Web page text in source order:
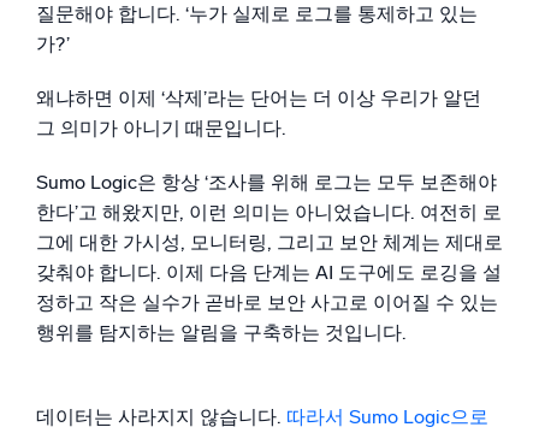
질문해야 합니다. ‘누가 실제로 로그를 통제하고 있는
가?’
왜냐하면 이제 ‘삭제’라는 단어는 더 이상 우리가 알던
그 의미가 아니기 때문입니다.
Sumo Logic은 항상 ‘조사를 위해 로그는 모두 보존해야
한다’고 해왔지만, 이런 의미는 아니었습니다. 여전히 로
그에 대한 가시성, 모니터링, 그리고 보안 체계는 제대로
갖춰야 합니다. 이제 다음 단계는 AI 도구에도 로깅을 설
정하고 작은 실수가 곧바로 보안 사고로 이어질 수 있는
행위를 탐지하는 알림을 구축하는 것입니다.
데이터는 사라지지 않습니다. 따라서 Sumo Logic으로